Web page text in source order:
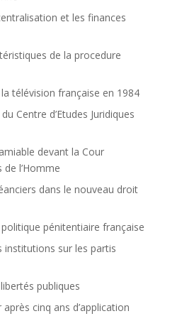
et les finances
de la procedure
la télévision française en 1984
Centre d’Etudes Juridiques
devant la Cour
l’Homme
dans le nouveau droit
politique pénitentiaire française
institutions sur les partis
publiques
cinq ans d’application